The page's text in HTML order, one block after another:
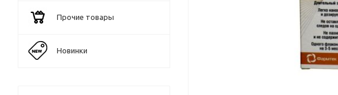
Прочие товары
Новинки